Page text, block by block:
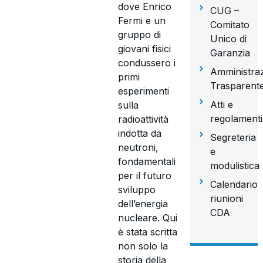
dove Enrico
Fermi e un
gruppo di
giovani fisici
condussero i
primi
esperimenti
sulla
radioattività
indotta da
neutroni,
fondamentali
per il futuro
sviluppo
dell’energia
nucleare. Qui
è stata scritta
non solo la
storia della
CUG –
Comitato
Unico di
Garanzia
Atti e
regolamenti
Segreteria
e
modulistica
Calendario
riunioni
CDA